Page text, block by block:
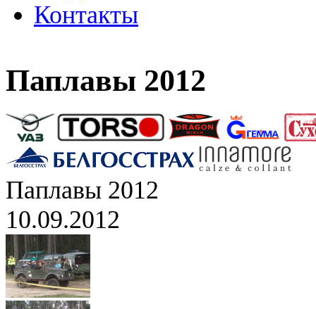
Контакты
Паплавы 2012
Паплавы 2012
10.09.2012